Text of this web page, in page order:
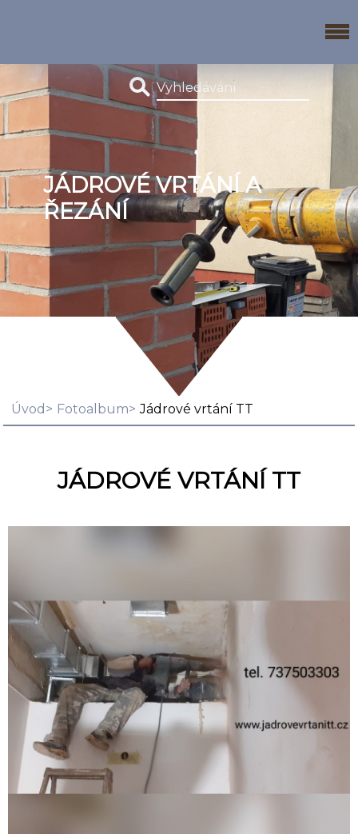
JÁDROVÉ VRTÁNÍ A
ŘEZÁNÍ
Úvod Fotoalbum Jádrové vrtání TT
JÁDROVÉ VRTÁNÍ TT